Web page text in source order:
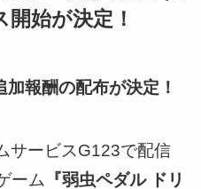
始が決定！
報酬の配布が決定！
サービスG123で配信
ーム 『弱虫ペダル ドリ